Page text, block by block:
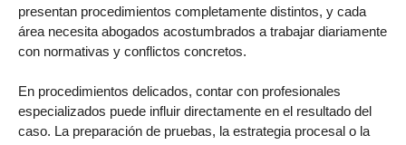
presentan procedimientos completamente distintos, y cada
área necesita abogados acostumbrados a trabajar diariamente
con normativas y conflictos concretos.
En procedimientos delicados, contar con profesionales
especializados puede influir directamente en el resultado del
caso. La preparación de pruebas, la estrategia procesal o la